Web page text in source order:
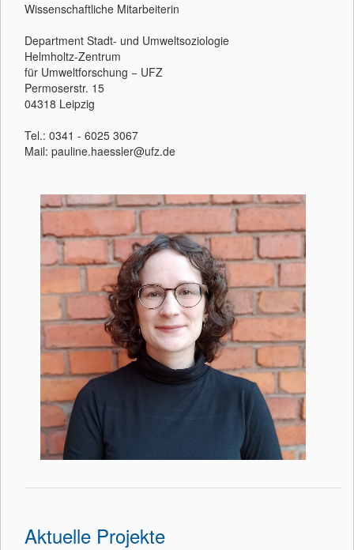
Wissenschaftliche Mitarbeiterin
Department Stadt- und Umweltsoziologie
Helmholtz-Zentrum
für Umweltforschung − UFZ
Permoserstr. 15
04318 Leipzig
Tel.: 0341 - 6025 3067
Mail: pauline.haessler@ufz.de
Aktuelle Projekte